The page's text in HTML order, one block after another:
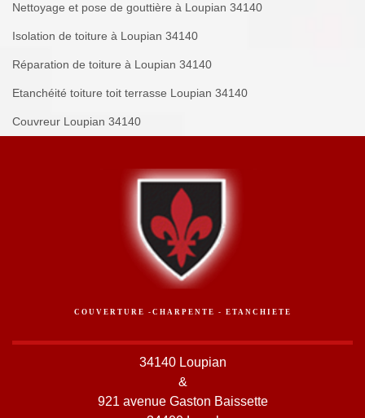
Nettoyage et pose de gouttière à Loupian 34140
Isolation de toiture à Loupian 34140
Réparation de toiture à Loupian 34140
Etanchéité toiture toit terrasse Loupian 34140
Couvreur Loupian 34140
COUVERTURE -CHARPENTE - ETANCHIETE
34140 Loupian
&
921 avenue Gaston Baissette